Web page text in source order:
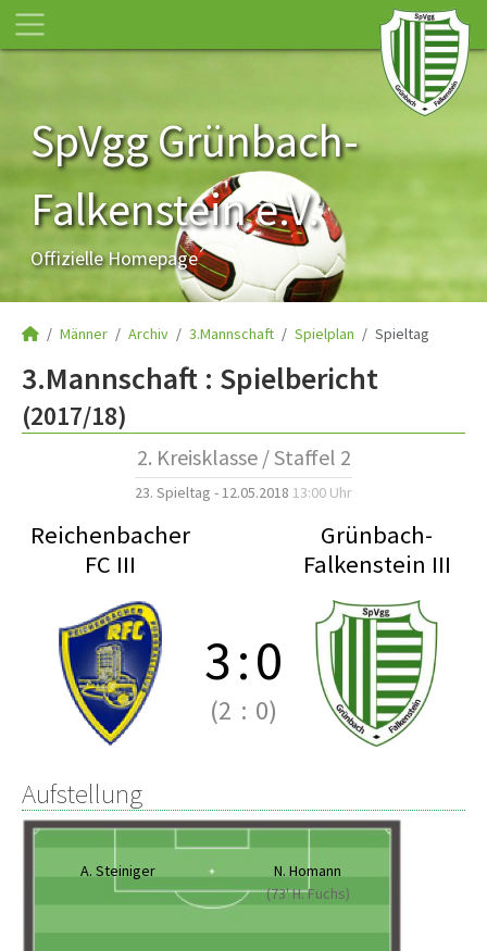
SpVgg Grünbach-
Falkenstein e.V.
Offizielle Homepage
Männer Archiv 3.Mannschaft Spielplan Spieltag
3.Mannschaft : Spielbericht
(2017/18)
2. Kreisklasse / Staffel 2
23. Spieltag - 12.05.2018 13:00 Uhr
Reichenbacher
FC III
Grünbach-
Falkenstein III
3:0
(2 : 0)
Aufstellung
A. Steiniger
N. Homann
(73' H. Fuchs)